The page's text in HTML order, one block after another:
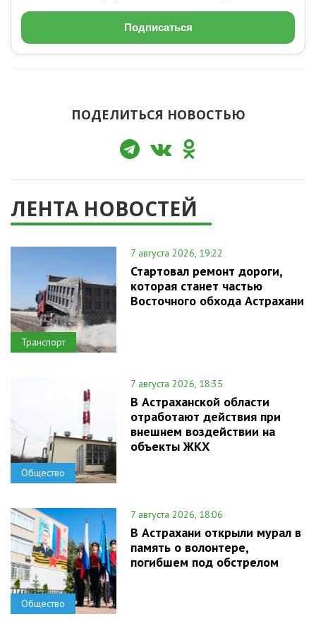
Подписаться
ПОДЕЛИТЬСЯ НОВОСТЬЮ
ЛЕНТА НОВОСТЕЙ
Транспорт
7 августа 2026, 19:22
Стартовал ремонт дороги,
которая станет частью
Восточного обхода Астрахани
Общество
7 августа 2026, 18:35
В Астраханской области
отработают действия при
внешнем воздействии на
объекты ЖКХ
Общество
7 августа 2026, 18:06
В Астрахани открыли мурал в
память о волонтере,
погибшем под обстрелом